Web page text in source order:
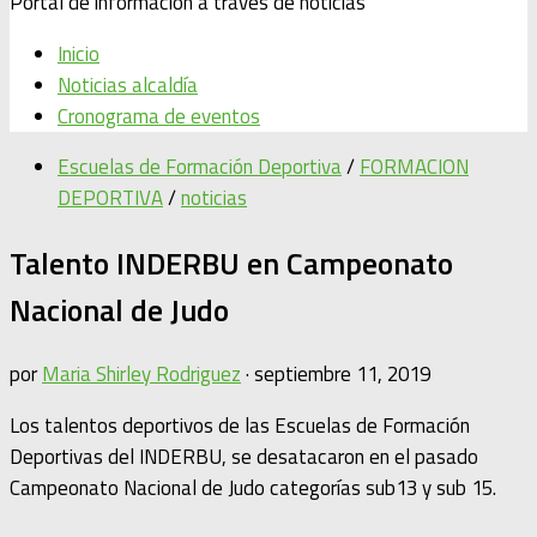
Inicio
Noticias alcaldía
Cronograma de eventos
Escuelas de Formación Deportiva/FORMACION
DEPORTIVA/noticias
Talento INDERBU en Campeonato
Nacional de Judo
porMaria Shirley Rodriguez·septiembre 11, 2019
Los talentos deportivos de las Escuelas de Formación
Deportivas del INDERBU, se desatacaron en el pasado
Campeonato Nacional de Judo categorías sub13 y sub 15.